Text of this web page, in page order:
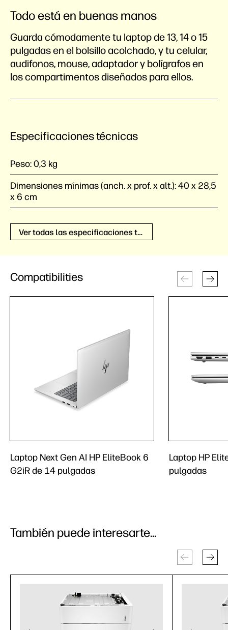
Todo está en buenas manos
Guarda cómodamente tu laptop de 13, 14 o 15
pulgadas en el bolsillo acolchado, y tu celular,
audifonos, mouse, adaptador y bolígrafos en
los compartimentos diseñados para ellos.
Especificaciones técnicas
Peso:0,3 kg
Dimensiones mínimas (anch. x prof. x alt.):40 x 28,5
x 6 cm
Ver todas las especificaciones técnicas
Compatibilities
Laptop Next Gen AI HP EliteBook 6
G2iR de 14 pulgadas
Laptop HP
pulgadas
También puede interesarte...